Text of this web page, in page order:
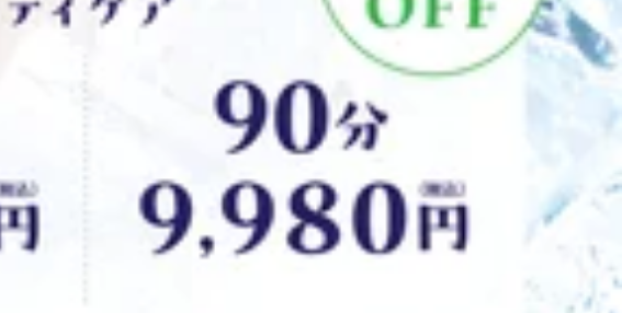
い毛布をおかけして、冷たい空気のなか、ぬくぬくと温まりながらほぐさ
てくださいね～♪
しいただけるメニューをご用意しております。西新井トスカ店では、初回
０円)でお得に施術できます♪本日、予約に空きもございます。ぜひお気軽